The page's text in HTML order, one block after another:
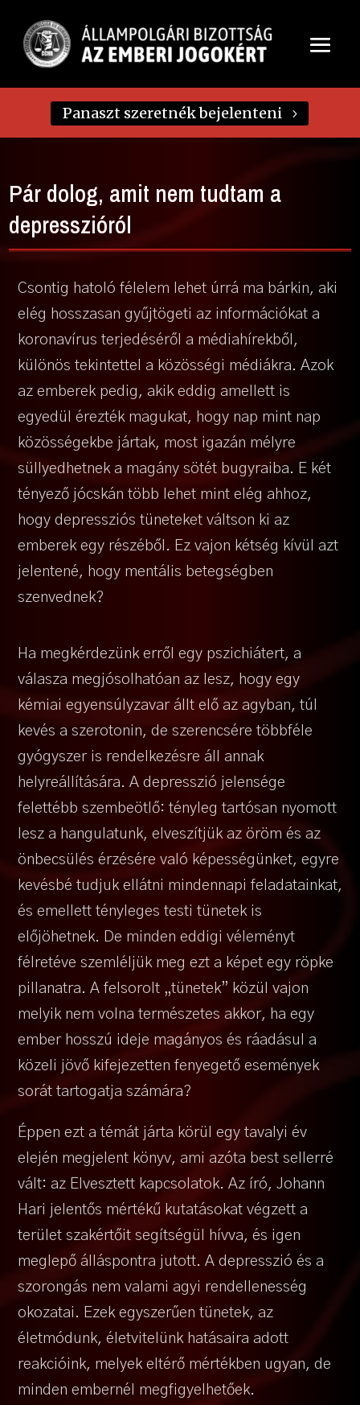
Panaszt szeretnék bejelenteni
Pár dolog, amit nem tudtam a
depresszióról
Csontig hatoló félelem lehet úrrá ma bárkin, aki
elég hosszasan gyűjtögeti az információkat a
koronavírus terjedéséről a médiahírekből,
különös tekintettel a közösségi médiákra. Azok
az emberek pedig, akik eddig amellett is
egyedül érezték magukat, hogy nap mint nap
közösségekbe jártak, most igazán mélyre
süllyedhetnek a magány sötét bugyraiba. E két
tényező jócskán több lehet mint elég ahhoz,
hogy depressziós tüneteket váltson ki az
emberek egy részéből. Ez vajon kétség kívül azt
jelentené, hogy mentális betegségben
szenvednek?
Ha megkérdezünk erről egy pszichiátert, a
válasza megjósolhatóan az lesz, hogy egy
kémiai egyensúlyzavar állt elő az agyban, túl
kevés a szerotonin, de szerencsére többféle
gyógyszer is rendelkezésre áll annak
helyreállítására. A depresszió jelensége
felettébb szembeötlő: tényleg tartósan nyomott
lesz a hangulatunk, elveszítjük az öröm és az
önbecsülés érzésére való képességünket, egyre
kevésbé tudjuk ellátni mindennapi feladatainkat,
és emellett tényleges testi tünetek is
előjöhetnek. De minden eddigi véleményt
félretéve szemléljük meg ezt a képet egy röpke
pillanatra. A felsorolt „tünetek” közül vajon
melyik nem volna természetes akkor, ha egy
ember hosszú ideje magányos és ráadásul a
közeli jövő kifejezetten fenyegető események
sorát tartogatja számára?
Éppen ezt a témát járta körül egy tavalyi év
elején megjelent könyv, ami azóta best sellerré
vált: az Elvesztett kapcsolatok. Az író, Johann
Hari jelentős mértékű kutatásokat végzett a
terület szakértőit segítségül hívva, és igen
meglepő álláspontra jutott. A depresszió és a
szorongás nem valami agyi rendellenesség
okozatai. Ezek egyszerűen tünetek, az
életmódunk, életvitelünk hatásaira adott
reakcióink, melyek eltérő mértékben ugyan, de
minden embernél megfigyelhetőek.